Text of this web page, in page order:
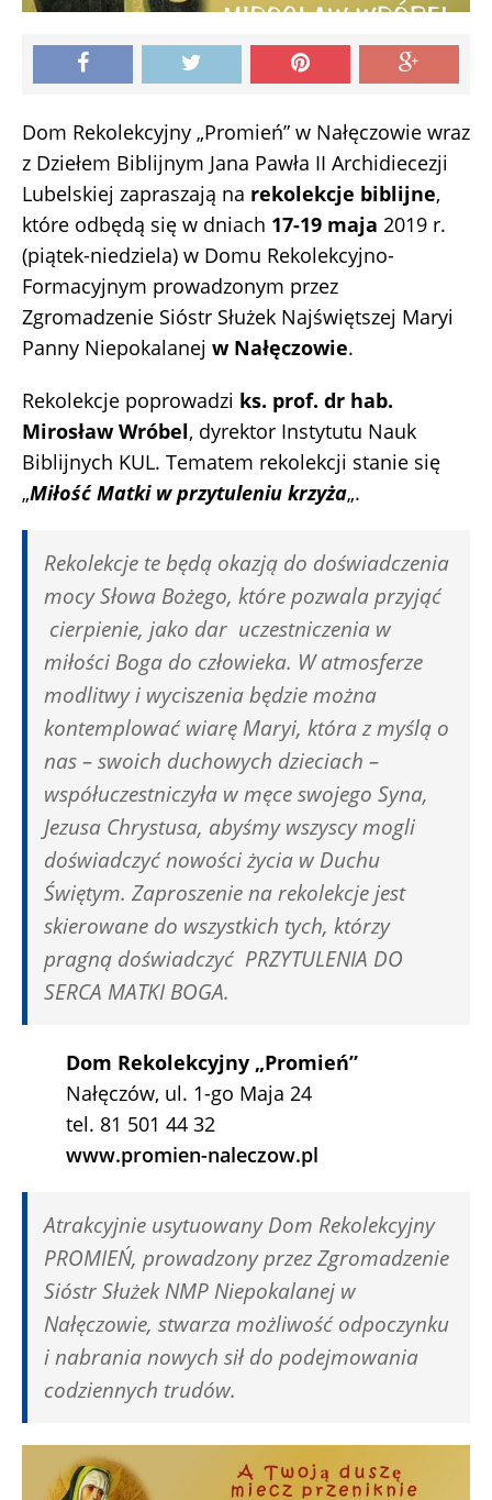
Dom Rekolekcyjny „Promień” w Nałęczowie wraz
z Dziełem Biblijnym Jana Pawła II Archidiecezji
Lubelskiej zapraszają na rekolekcje biblijne,
które odbędą się w dniach 17-19 maja 2019 r.
(piątek-niedziela) w Domu Rekolekcyjno-
Formacyjnym prowadzonym przez
Zgromadzenie Sióstr Służek Najświętszej Maryi
Panny Niepokalanej w Nałęczowie.
Rekolekcje poprowadzi ks. prof. dr hab.
Mirosław Wróbel, dyrektor Instytutu Nauk
Biblijnych KUL. Tematem rekolekcji stanie się
„Miłość Matki w przytuleniu krzyża„.
Rekolekcje te będą okazją do doświadczenia
mocy Słowa Bożego, które pozwala przyjąć
cierpienie, jako dar uczestniczenia w
miłości Boga do człowieka. W atmosferze
modlitwy i wyciszenia będzie można
kontemplować wiarę Maryi, która z myślą o
nas – swoich duchowych dzieciach –
współuczestniczyła w męce swojego Syna,
Jezusa Chrystusa, abyśmy wszyscy mogli
doświadczyć nowości życia w Duchu
Świętym. Zaproszenie na rekolekcje jest
skierowane do wszystkich tych, którzy
pragną doświadczyć PRZYTULENIA DO
SERCA MATKI BOGA.
Dom Rekolekcyjny „Promień”
Nałęczów, ul. 1-go Maja 24
tel. 81 501 44 32
www.promien-naleczow.pl
Atrakcyjnie usytuowany Dom Rekolekcyjny
PROMIEŃ, prowadzony przez Zgromadzenie
Sióstr Służek NMP Niepokalanej w
Nałęczowie, stwarza możliwość odpoczynku
i nabrania nowych sił do podejmowania
codziennych trudów.